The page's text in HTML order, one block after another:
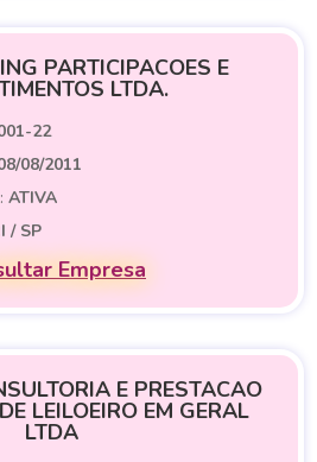
PARTICIPACOES E
LTDA.
22
08/2011
ATIVA
/ SP
Empresa
E PRESTACAO
LEILOEIRO EM GERAL
LTDA